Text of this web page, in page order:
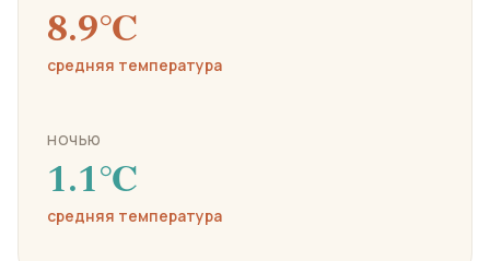
8.9℃
средняя температура
НОЧЬЮ
1.1℃
средняя температура